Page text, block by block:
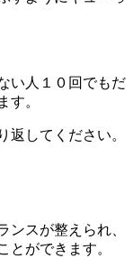
い人１０回でもだ
す。
返してください。
ンスが整えられ、
とができます。